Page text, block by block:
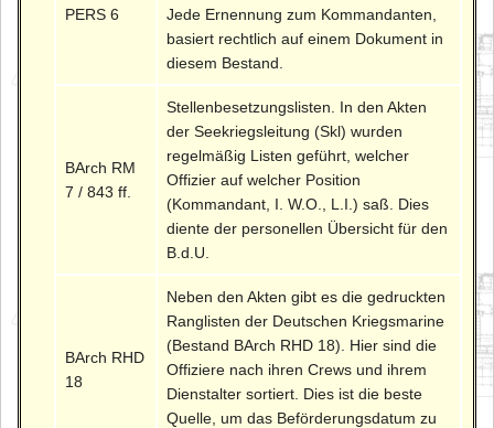
PERS 6
Jede Ernennung zum Kommandanten,
basiert rechtlich auf einem Dokument in
diesem Bestand.
BArch RM
7 / 843 ff.
Stellenbesetzungslisten. In den Akten
der Seekriegsleitung (Skl) wurden
regelmäßig Listen geführt, welcher
Offizier auf welcher Position
(Kommandant, I. W.O., L.I.) saß. Dies
diente der personellen Übersicht für den
B.d.U.
BArch RHD
18
Neben den Akten gibt es die gedruckten
Ranglisten der Deutschen Kriegsmarine
(Bestand BArch RHD 18). Hier sind die
Offiziere nach ihren Crews und ihrem
Dienstalter sortiert. Dies ist die beste
Quelle, um das Beförderungsdatum zu